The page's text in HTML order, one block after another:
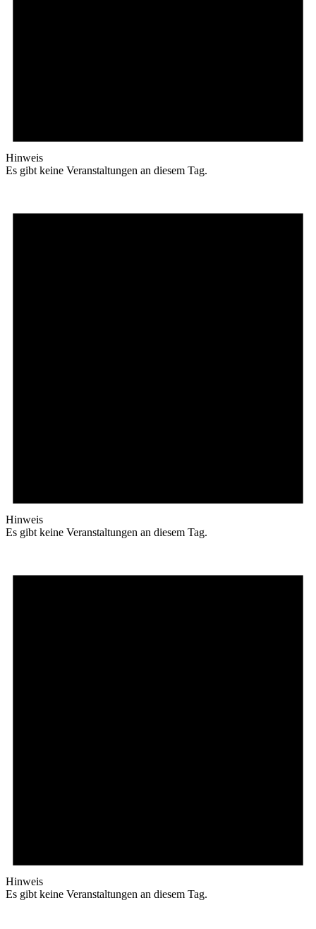
Hinweis
Es gibt keine Veranstaltungen an diesem Tag.
Hinweis
Es gibt keine Veranstaltungen an diesem Tag.
Hinweis
Es gibt keine Veranstaltungen an diesem Tag.